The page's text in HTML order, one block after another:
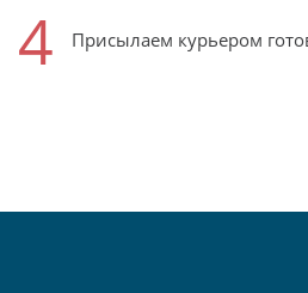
4 Присылаем курьером